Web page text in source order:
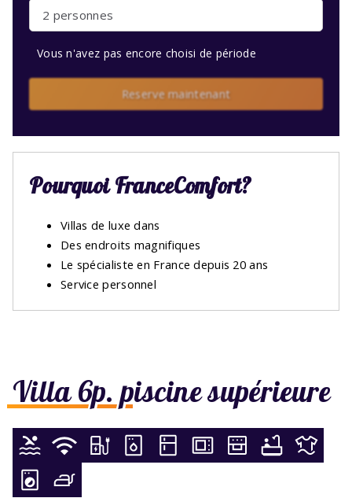
Villa 6p. piscine supérieure
2 personnes
Vous n'avez pas encore choisi de période
Reserve maintenant
Pourquoi FranceComfort?
Villas de luxe dans
Des endroits magnifiques
Le spécialiste en France depuis 20 ans
Service personnel